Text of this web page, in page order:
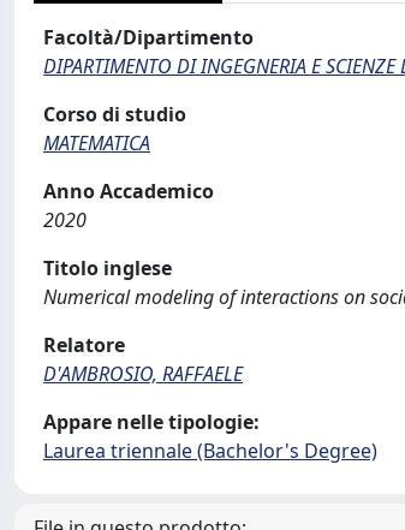
Facoltà/Dipartimento
DIPARTIMENTO DI INGEGNERIA E SCIENZE
Corso di studio
MATEMATICA
Anno Accademico
2020
Titolo inglese
Numerical modeling of interactions on
Relatore
D'AMBROSIO, RAFFAELE
Appare nelle tipologie:
Laurea triennale (Bachelor's Degree)